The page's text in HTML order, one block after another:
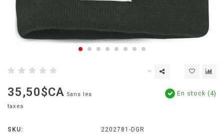
35,50$CA Sans les
taxes
En stock (4)
SKU: 2202781-DGR